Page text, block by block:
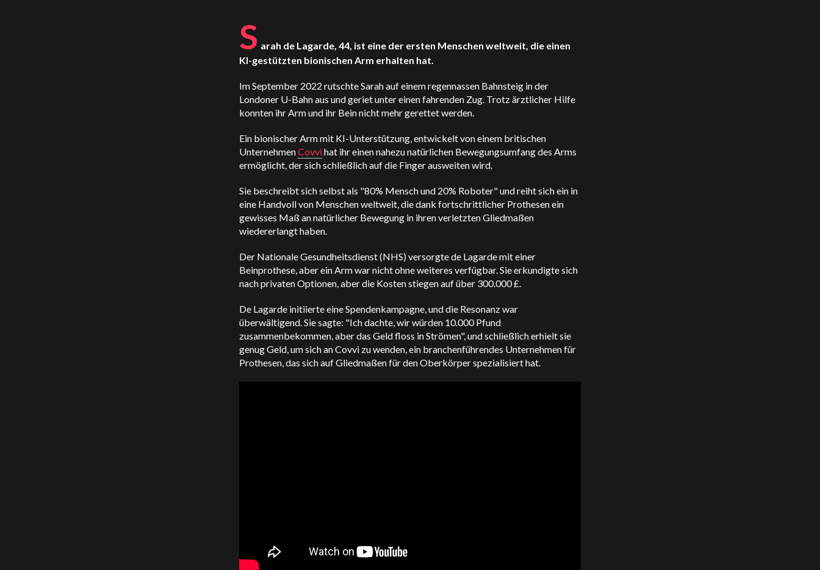
S arah de Lagarde, 44, ist eine der ersten Menschen weltweit, die einen
KI-gestützten bionischen Arm erhalten hat.
Im September 2022 rutschte Sarah auf einem regennassen Bahnsteig in der
Londoner U-Bahn aus und geriet unter einen fahrenden Zug. Trotz ärztlicher Hilfe
konnten ihr Arm und ihr Bein nicht mehr gerettet werden.
Ein bionischer Arm mit KI-Unterstützung, entwickelt von einem britischen
UnternehmenCovvihat ihr einen nahezu natürlichen Bewegungsumfang des Arms
ermöglicht, der sich schließlich auf die Finger ausweiten wird.
Sie beschreibt sich selbst als "80% Mensch und 20% Roboter" und reiht sich ein in
eine Handvoll von Menschen weltweit, die dank fortschrittlicher Prothesen ein
gewisses Maß an natürlicher Bewegung in ihren verletzten Gliedmaßen
wiedererlangt haben.
Der Nationale Gesundheitsdienst (NHS) versorgte de Lagarde mit einer
Beinprothese, aber ein Arm war nicht ohne weiteres verfügbar. Sie erkundigte sich
nach privaten Optionen, aber die Kosten stiegen auf über 300.000 £.
De Lagarde initiierte eine Spendenkampagne, und die Resonanz war
überwältigend. Sie sagte: "Ich dachte, wir würden 10.000 Pfund
zusammenbekommen, aber das Geld floss in Strömen", und schließlich erhielt sie
genug Geld, um sich an Covvi zu wenden, ein branchenführendes Unternehmen für
Prothesen, das sich auf Gliedmaßen für den Oberkörper spezialisiert hat.